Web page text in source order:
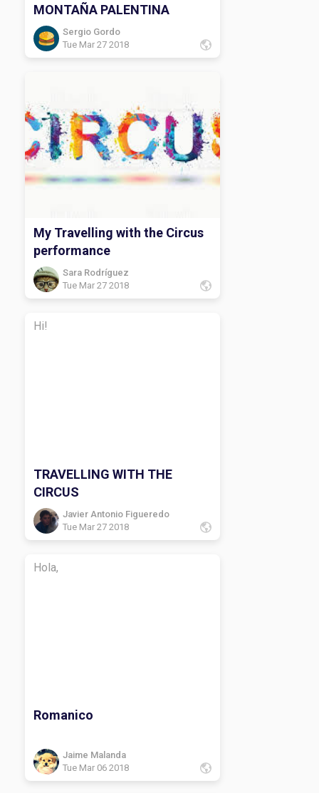
MONTAÑA PALENTINA
Sergio Gordo
Tue Mar 27 2018
My Travelling with the Circus
performance
Sara Rodríguez
Tue Mar 27 2018
Hi!
TRAVELLING WITH THE
CIRCUS
Javier Antonio Figueredo
Tue Mar 27 2018
Hola,
Romanico
Jaime Malanda
Tue Mar 06 2018